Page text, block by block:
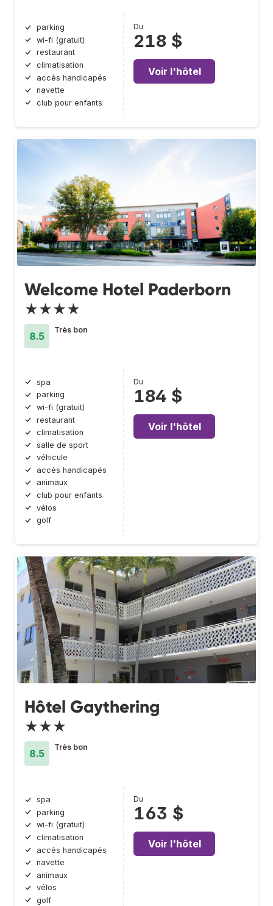
parking
wi-fi (gratuit)
restaurant
climatisation
accès handicapés
navette
club pour enfants
Du
218 $
Voir l'hôtel
Welcome Hotel Paderborn
★★★★
8.5
Très bon
spa
parking
wi-fi (gratuit)
restaurant
climatisation
salle de sport
véhicule
accès handicapés
animaux
club pour enfants
vélos
golf
Du
184 $
Voir l'hôtel
Hôtel Gaythering
★★★
8.5
Très bon
spa
parking
wi-fi (gratuit)
climatisation
accès handicapés
navette
animaux
vélos
golf
Du
163 $
Voir l'hôtel